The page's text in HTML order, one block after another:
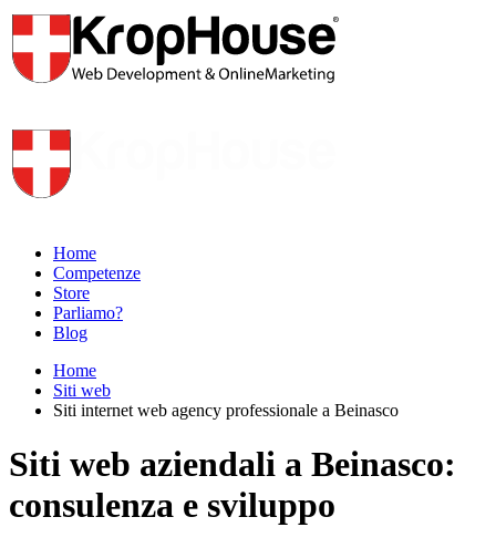
Home
Competenze
Store
Parliamo?
Blog
Home
Siti web
Siti internet web agency professionale a Beinasco
Siti web aziendali a Beinasco:
consulenza e sviluppo